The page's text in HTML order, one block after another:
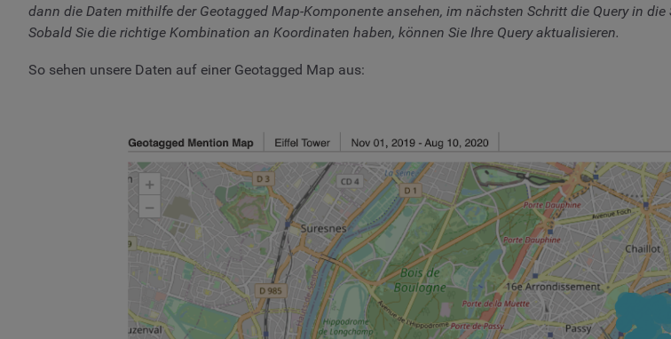
dann die Daten mithilfe der Geotagged Map-Komponente ansehen, im nächsten Schritt die Query in
Sobald Sie die richtige Kombination an Koordinaten haben, können Sie Ihre Query aktualisieren.
So sehen unsere Daten auf einer Geotagged Map aus: